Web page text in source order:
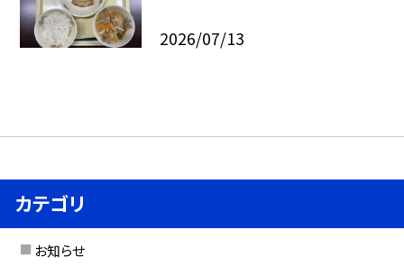
2026/07/13
カテゴリ
お知らせ